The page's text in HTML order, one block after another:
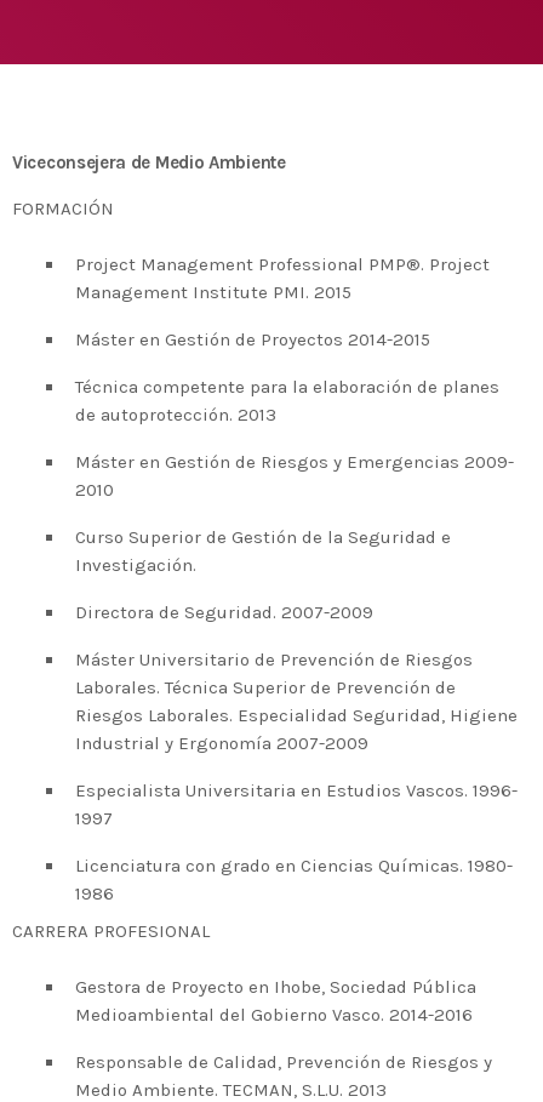
2020 celebrará en Bilbao los 20
medioambiental de las empresas
vascas
Viceconsejera de Medio Ambiente
FORMACIÓN
Project Management Professional PMP®. Project
Management Institute PMI. 2015
Máster en Gestión de Proyectos 2014-2015
Técnica competente para la elaboración de planes
de autoprotección. 2013
Máster en Gestión de Riesgos y Emergencias 2009-
2010
Curso Superior de Gestión de la Seguridad e
Investigación.
Directora de Seguridad. 2007-2009
Máster Universitario de Prevención de Riesgos
Laborales. Técnica Superior de Prevención de
Riesgos Laborales. Especialidad Seguridad, Higiene
Industrial y Ergonomía 2007-2009
Especialista Universitaria en Estudios Vascos. 1996-
1997
Licenciatura con grado en Ciencias Químicas. 1980-
1986
CARRERA PROFESIONAL
Gestora de Proyecto en Ihobe, Sociedad Pública
Medioambiental del Gobierno Vasco. 2014-2016
Responsable de Calidad, Prevención de Riesgos y
Medio Ambiente. TECMAN, S.L.U. 2013